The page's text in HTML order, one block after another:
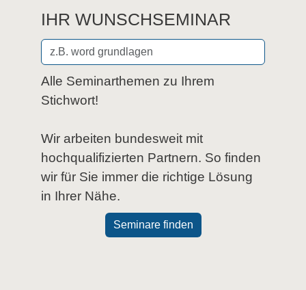
IHR WUNSCHSEMINAR
Alle Seminarthemen zu Ihrem
Stichwort!
Wir arbeiten bundesweit mit
hochqualifizierten Partnern. So finden
wir für Sie immer die richtige Lösung
in Ihrer Nähe.
Seminare finden